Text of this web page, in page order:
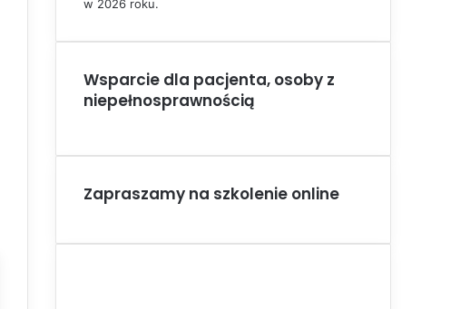
w 2026 roku.
Wsparcie dla pacjenta, osoby z
niepełnosprawnością
Zapraszamy na szkolenie online